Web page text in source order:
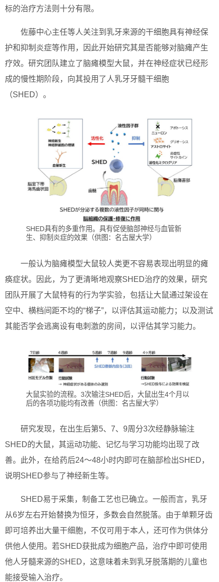
标的治疗方法则十分有限。
佐藤中心主任等人关注到乳牙来源的干细胞具有神经保
护和抑制炎症等作用，因此开始研究其是否能够对脑瘫产生
疗效。研究团队建立了脑瘫模型大鼠，并在神经症状已经形
成的慢性期阶段，向其投用了人乳牙牙髓干细胞
（SHED）。
SHED具有的多重作用。具有促使脑部神经与血管新
生、抑制炎症的效果（供图：名古屋大学）
一般认为脑瘫模型大鼠较人类更不容易表现出明显的瘫
痪症状。因此，为了更清晰地观察SHED治疗的效果，研究
团队开展了大鼠特有的行为学实验，包括让大鼠通过架设在
空中、横档间距不均的“梯子”，以评估其运动能力；以及测试
其能否学会逃离设有电刺激的房间，以评估其学习能力。
大鼠实验的流程。3次输注SHED后，大鼠出生4个月以
后的各项功能均有改善（供图：名古屋大学）
研究发现，在出生后第5、7、9周分3次经静脉输注
SHED的大鼠，其运动功能、记忆与学习功能均出现了改
善。此外，在给药后24～48小时内即可在脑部检出SHED，
说明SHED参与了神经新生等。
SHED易于采集，制备工艺也已确立。一般而言，乳牙
从6岁左右开始替换为恒牙，多数会自然脱落。由于单颗牙齿
即可培养出大量干细胞，不仅可用于本人，还可作为供体分
供他人使用。若SHED获批成为细胞产品，治疗中即可使用
他人牙髓来源的SHED，这意味着未到乳牙脱落期的儿童也
能接受输入治疗。